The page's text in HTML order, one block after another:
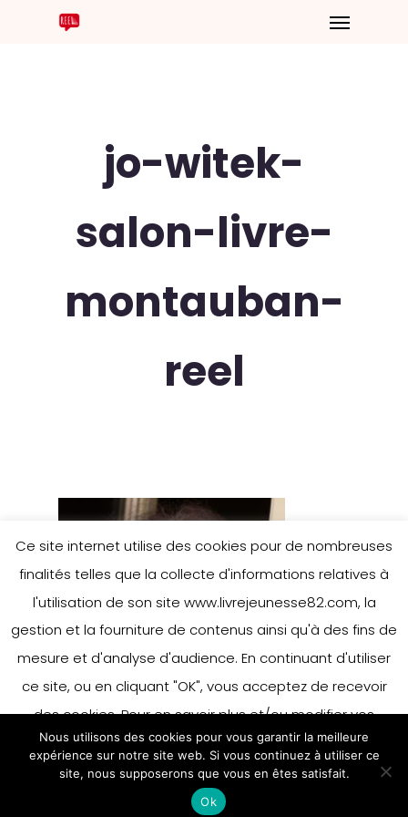
jo-witek-
salon-livre-
montauban-
reel
Ce site internet utilise des cookies pour de nombreuses
finalités telles que la collecte d'informations relatives à
l'utilisation de son site www.livrejeunesse82.com, la
gestion et la fourniture de contenus ainsi qu'à des fins de
mesure et d'analyse d'audience. En continuant d'utiliser
ce site, ou en cliquant "OK", vous acceptez de recevoir
des cookies. Pour en savoir plus et/ou modifier vos
préférences en matière de cookies, merci de vous référer
à notre politique sur les cookies.
Accepter
En savoir plus
Nous utilisons des cookies pour vous garantir la meilleure
expérience sur notre site web. Si vous continuez à utiliser ce
site, nous supposerons que vous en êtes satisfait.
Ok